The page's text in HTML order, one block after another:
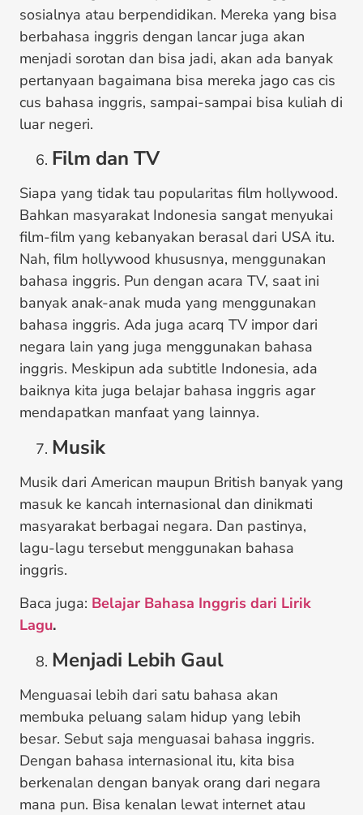
sosialnya atau berpendidikan. Mereka yang bisa
berbahasa inggris dengan lancar juga akan
menjadi sorotan dan bisa jadi, akan ada banyak
pertanyaan bagaimana bisa mereka jago cas cis
cus bahasa inggris, sampai-sampai bisa kuliah di
luar negeri.
Film dan TV
Siapa yang tidak tau popularitas film hollywood.
Bahkan masyarakat Indonesia sangat menyukai
film-film yang kebanyakan berasal dari USA itu.
Nah, film hollywood khususnya, menggunakan
bahasa inggris. Pun dengan acara TV, saat ini
banyak anak-anak muda yang menggunakan
bahasa inggris. Ada juga acarq TV impor dari
negara lain yang juga menggunakan bahasa
inggris. Meskipun ada subtitle Indonesia, ada
baiknya kita juga belajar bahasa inggris agar
mendapatkan manfaat yang lainnya.
Musik
Musik dari American maupun British banyak yang
masuk ke kancah internasional dan dinikmati
masyarakat berbagai negara. Dan pastinya,
lagu-lagu tersebut menggunakan bahasa
inggris.
Baca juga: Belajar Bahasa Inggris dari Lirik
Lagu.
Menjadi Lebih Gaul
Menguasai lebih dari satu bahasa akan
membuka peluang salam hidup yang lebih
besar. Sebut saja menguasai bahasa inggris.
Dengan bahasa internasional itu, kita bisa
berkenalan dengan banyak orang dari negara
mana pun. Bisa kenalan lewat internet atau